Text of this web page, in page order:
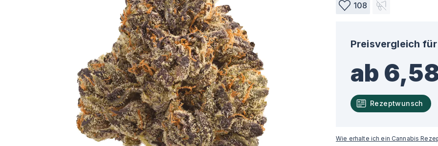
108
Preisvergleich für
ab
Rezeptwunsch
Wie erhalte ich ein Cannabis